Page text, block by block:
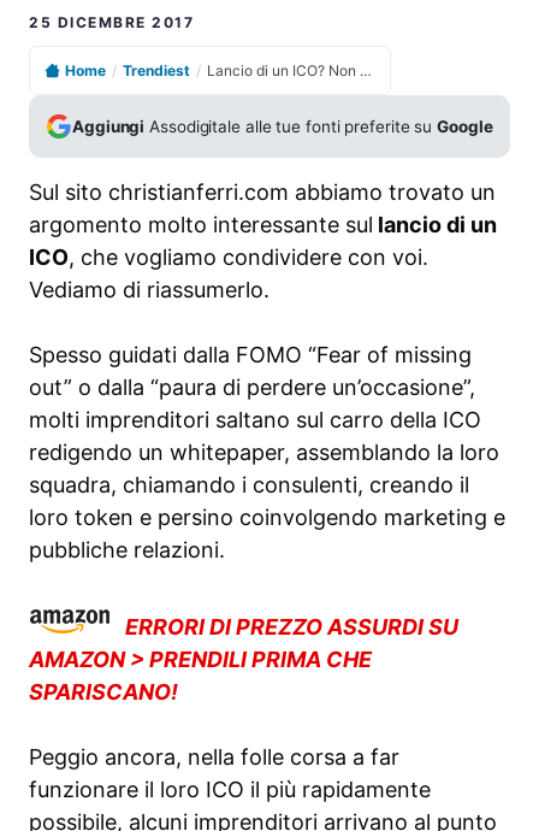
25 DICEMBRE 2017
Home / Trendiest / Lancio di un ICO? Non perdere questo passaggio cruciale!
Aggiungi Assodigitale alle tue fonti preferite suGoogle
Sul sito christianferri.com abbiamo trovato un
argomento molto interessante sul lancio di un
ICO, che vogliamo condividere con voi.
Vediamo di riassumerlo.
Spesso guidati dalla FOMO “Fear of missing
out” o dalla “paura di perdere un’occasione”,
molti imprenditori saltano sul carro della ICO
redigendo un whitepaper, assemblando la loro
squadra, chiamando i consulenti, creando il
loro token e persino coinvolgendo marketing e
pubbliche relazioni.
ERRORI DI PREZZO ASSURDI SU
AMAZON > PRENDILI PRIMA CHE
SPARISCANO!
Peggio ancora, nella folle corsa a far
funzionare il loro ICO il più rapidamente
possibile, alcuni imprenditori arrivano al punto